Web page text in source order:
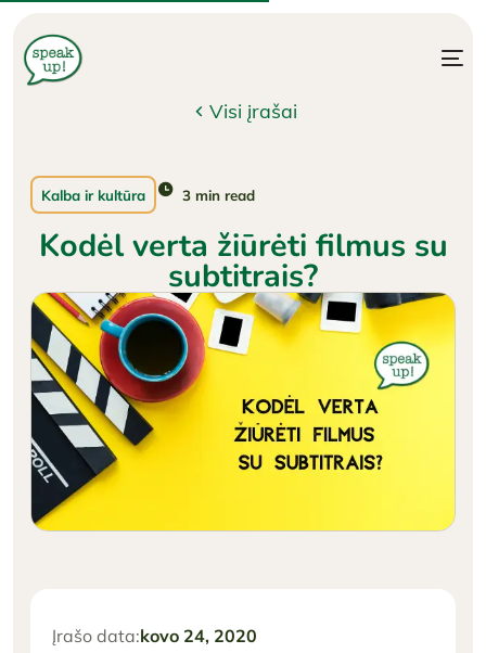
Visi įrašai
Kalba ir kultūra 3 min read
Kodėl verta žiūrėti filmus su
subtitrais?
Įrašo data:kovo 24, 2020